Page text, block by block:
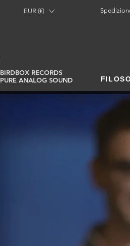
EUR (€)
BIRDBOX RECORDS
PURE ANALOG SOUND